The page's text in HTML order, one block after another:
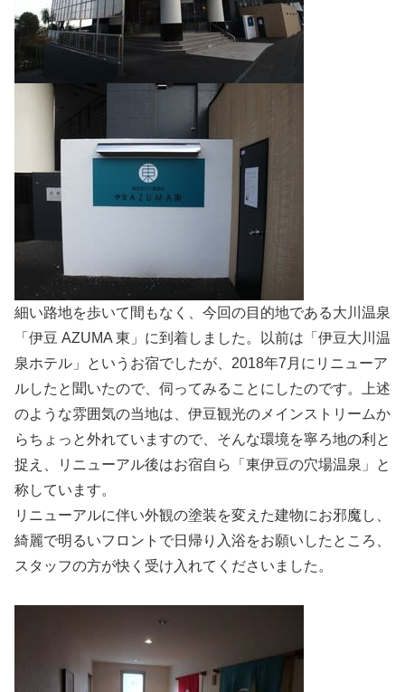
細い路地を歩いて間もなく、今回の目的地である大川温泉
「伊豆 AZUMA 東」に到着しました。以前は「伊豆大川温
泉ホテル」というお宿でしたが、2018年7月にリニューア
ルしたと聞いたので、伺ってみることにしたのです。上述
のような雰囲気の当地は、伊豆観光のメインストリームか
らちょっと外れていますので、そんな環境を寧ろ地の利と
捉え、リニューアル後はお宿自ら「東伊豆の穴場温泉」と
称しています。
リニューアルに伴い外観の塗装を変えた建物にお邪魔し、
綺麗で明るいフロントで日帰り入浴をお願いしたところ、
スタッフの方が快く受け入れてくださいました。